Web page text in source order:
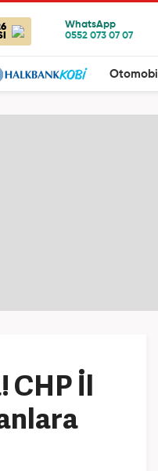
Otomobil
CHP İl